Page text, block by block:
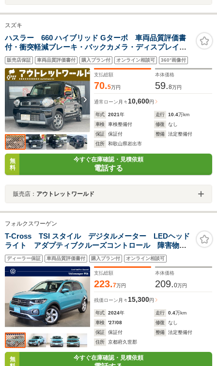
スズキ
ハスラー 660 ハイブリッド Gターボ 車両品質評価書
付・衝突軽減ブレーキ・バックカメラ・ディスプレイオ
ーディオ・アダクティブクルーズコントロール・
Bluetooth・運転席助手席シートヒーター・Aエアコン・
オートライト・クリアランスソナー
販売店保証 車両品質評価書付 購入プラン付 オンライン相談可 360°画像付
支払総額
70.5万円
本体価格
59.8万円
通常ローン 月々 10,600円
年式 2021年 走行 10.4万km
車検
車検整備付 修復
なし
保証
保証付 整備
法定整備付
住所
和歌山県岩出市
無
料
今すぐ在庫確認・見積依頼
電話する
販売店： アウトレットワールド
フォルクスワーゲン
T-Cross TSI スタイル デジタルメーター LEDヘッド
ライト アダプティブクルーズコントロール 障害物セ
ンサー 後方死角検知機能付 オートライト 純正アル
ミホイール Discover Proパッケージ
ディーラー保証 車両品質評価書付 購入プラン付 オンライン相談可
支払総額
223.7万円
本体価格
209.0万円
残価ローン 月々 15,300円
年式 2024年 走行 0.4万km
車検
'27/08 修復
なし
保証
保証付 整備
法定整備付
住所
京都府久世郡
無
今すぐ在庫確認・見積依頼